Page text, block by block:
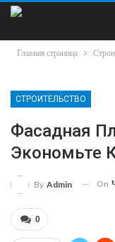
Главная страница
СТРОИТЕЛЬСТВО
Фасадная
Экономьте
By Admin On
0